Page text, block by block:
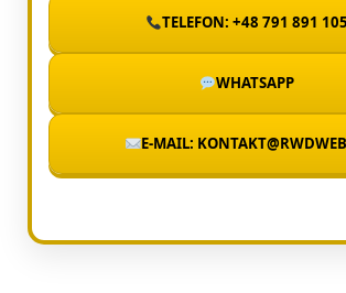
TELEFON: +48 791 891 105
WHATSAPP
E-MAIL: